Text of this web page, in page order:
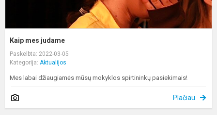
Kaip mes judame
Paskelbta: 2022-03-05
Kategorija: Aktualijos
Mes labai džiaugiamės mūsų mokyklos spirtininkų pasiekimais!
Plačiau